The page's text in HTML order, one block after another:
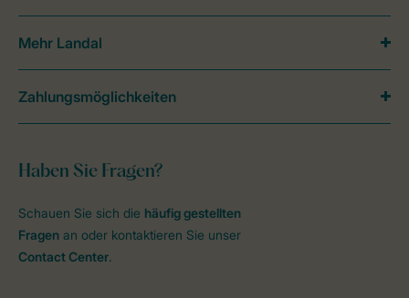
Haben Sie Fragen?
Schauen Sie sich die häufig gestellten
Fragen an oder kontaktieren Sie unser
Contact Center.
Mehr Landal
Zahlungsmöglichkeiten